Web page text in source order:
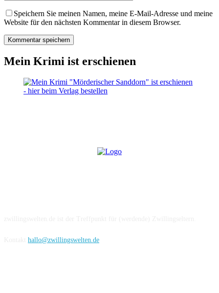
Speichern Sie meinen Namen, meine E-Mail-Adresse und meine
Website für den nächsten Kommentar in diesem Browser.
Mein Krimi ist erschienen
hallo@zwillingswelten.de